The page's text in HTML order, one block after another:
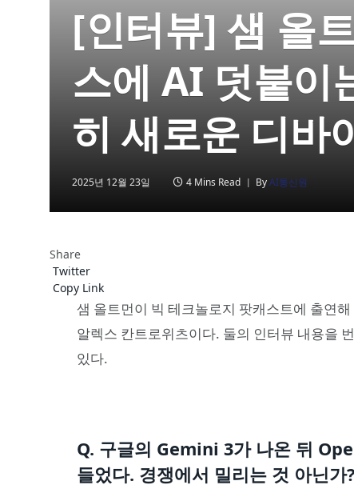
[인터뷰] 샘 올
스에 AI 덧붙이
히 새로운 디바
2025년 12월 23일 4 Mins Read ByAI통신원
Share
Twitter
Copy Link
샘 올트먼이 빅 테크놀로지 팟캐스트에 출연
알렉스 칸트로위츠이다. 둘의 인터뷰 내용을
있다.
Q. 구글의 Gemini 3가 나온 뒤
들었다. 경쟁에서 밀리는 것 아닌가?